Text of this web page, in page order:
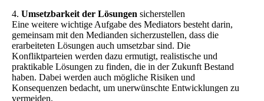
4. Umsetzbarkeit der Lösungen sicherstellen
Eine weitere wichtige Aufgabe des Mediators besteht darin,
gemeinsam mit den Medianden sicherzustellen, dass die
erarbeiteten Lösungen auch umsetzbar sind. Die
Konfliktparteien werden dazu ermutigt, realistische und
praktikable Lösungen zu finden, die in der Zukunft Bestand
haben. Dabei werden auch mögliche Risiken und
Konsequenzen bedacht, um unerwünschte Entwicklungen zu
vermeiden.